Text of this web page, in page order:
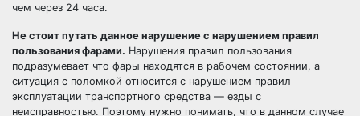
чем через 24 часа.
Не стоит путать данное нарушение с нарушением правил
пользования фарами. Нарушения правил пользования
подразумевает что фары находятся в рабочем состоянии, а
ситуация с поломкой относится с нарушением правил
эксплуатации транспортного средства — езды с
неисправностью. Поэтому нужно понимать, что в данном случае